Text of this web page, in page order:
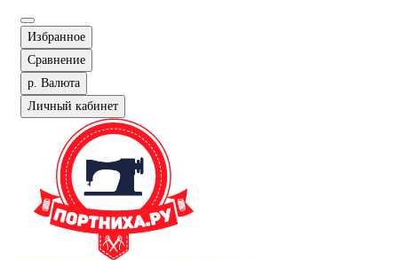
Избранное
Сравнение
р. Валюта
Личный кабинет